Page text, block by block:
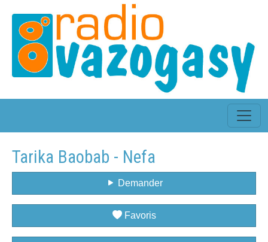
Tarika Baobab - Nefa
Demander
Favoris